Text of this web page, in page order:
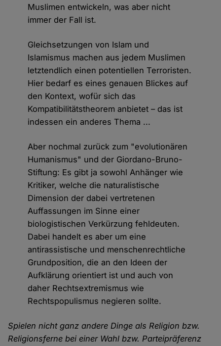
Muslimen entwickeln, was aber nicht
immer der Fall ist.
Gleichsetzungen von Islam und
Islamismus machen aus jedem Muslimen
letztendlich einen potentiellen Terroristen.
Hier bedarf es eines genauen Blickes auf
den Kontext, wofür sich das
Kompatibilitätstheorem anbietet – das ist
indessen ein anderes Thema ...
Aber nochmal zurück zum "evolutionären
Humanismus" und der Giordano-Bruno-
Stiftung: Es gibt ja sowohl Anhänger wie
Kritiker, welche die naturalistische
Dimension der dabei vertretenen
Auffassungen im Sinne einer
biologistischen Verkürzung fehldeuten.
Dabei handelt es aber um eine
antirassistische und menschenrechtliche
Grundposition, die an den Ideen der
Aufklärung orientiert ist und auch von
daher Rechtsextremismus wie
Rechtspopulismus negieren sollte.
Spielen nicht ganz andere Dinge als Religion bzw.
Religionsferne bei einer Wahl bzw. Parteipräferenz